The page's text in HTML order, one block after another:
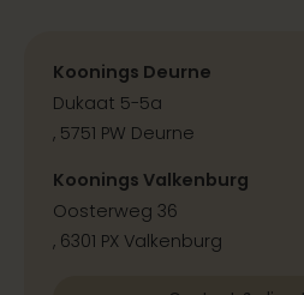
Koonings Deurne
Dukaat 5-5a
, 5751 PW Deurne
Koonings Valkenburg
Oosterweg 36
, 6301 PX Valkenburg